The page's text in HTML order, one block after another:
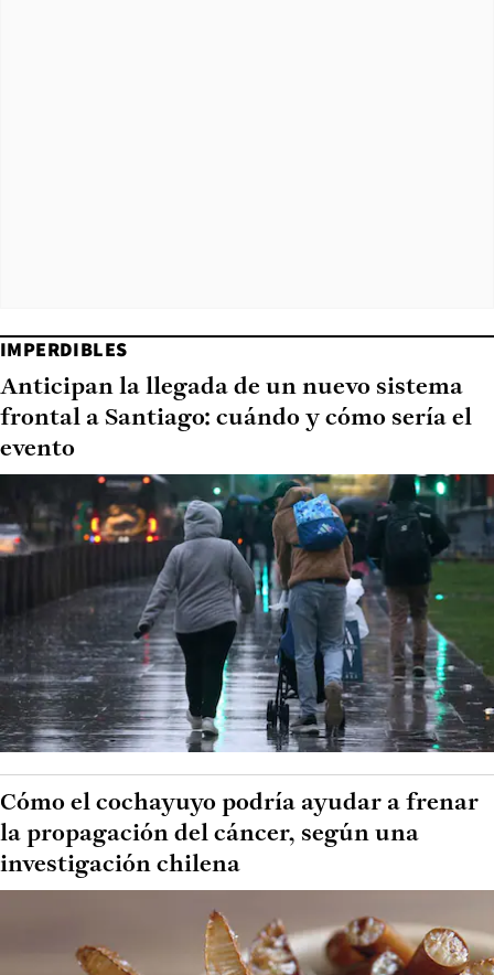
IMPERDIBLES
Anticipan la llegada de un nuevo sistema
frontal a Santiago: cuándo y cómo sería el
evento
Cómo el cochayuyo podría ayudar a frenar
la propagación del cáncer, según una
investigación chilena